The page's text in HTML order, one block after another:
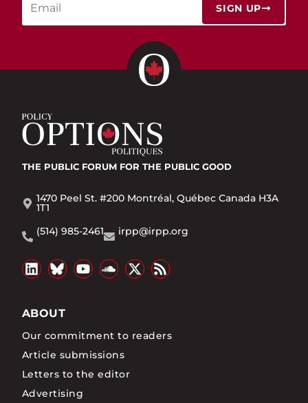
SIGN UP
THE PUBLIC FORUM FOR THE PUBLIC GOOD
1470 Peel St. #200 Montréal, Québec Canada H3A
1T1
(514) 985-2461
irpp@irpp.org
ABOUT
Our commitment to readers
Article submissions
Letters to the editor
Advertising